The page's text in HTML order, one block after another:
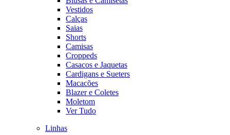
Vestidos
Calças
Saias
Shorts
Camisas
Croppeds
Casacos e Jaquetas
Cardigans e Sueters
Macacões
Blazer e Coletes
Moletom
Ver Tudo
Linhas